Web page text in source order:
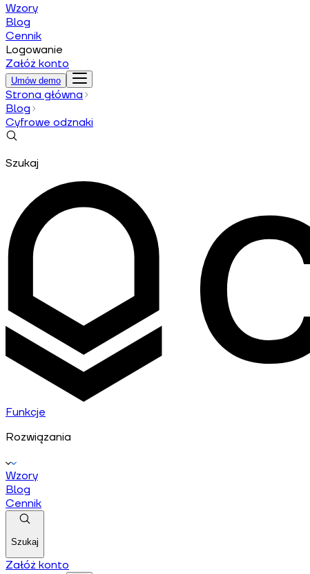
Wzory
Blog
Cennik
Logowanie
Załóż konto
Umów demo
Strona główna
Blog
Cyfrowe odznaki
Szukaj
Funkcje
Rozwiązania
Wzory
Blog
Cennik
Szukaj
Załóż konto